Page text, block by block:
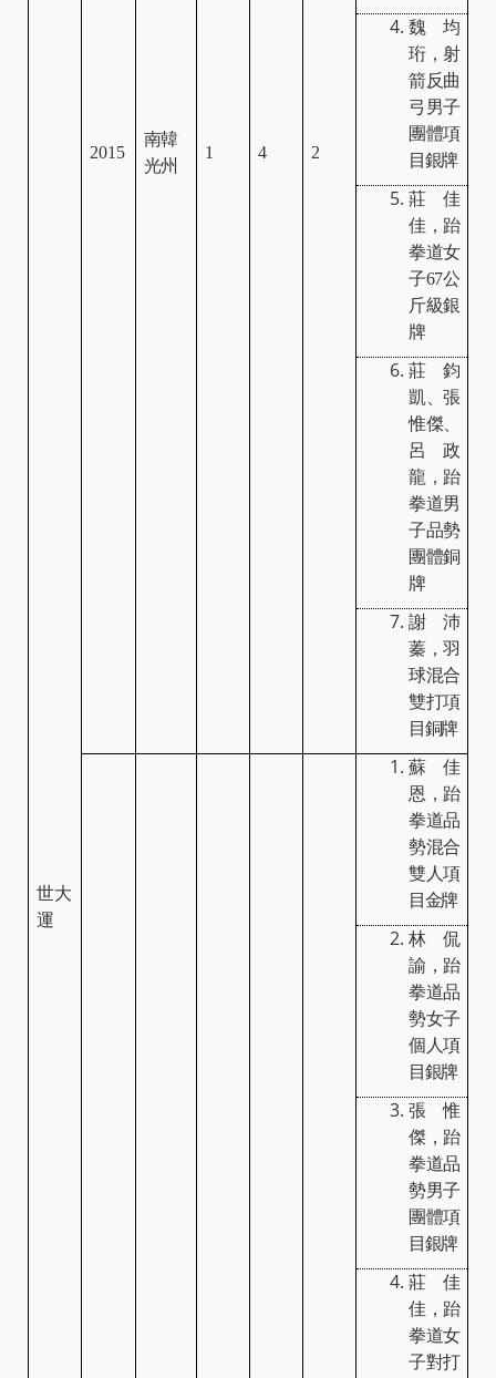
世大
運
2015
南韓
光州
1 4 2
魏均
珩，射
箭反曲
弓男子
團體項
目銀牌
莊佳
佳，跆
拳道女
子67公
斤級銀
牌
莊鈞
凱、張
惟傑、
呂政
龍，跆
拳道男
子品勢
團體銅
牌
謝沛
蓁，羽
球混合
雙打項
目銅牌
蘇佳
恩，跆
拳道品
勢混合
雙人項
目金牌
林侃
諭，跆
拳道品
勢女子
個人項
目銀牌
張惟
傑，跆
拳道品
勢男子
團體項
目銀牌
莊佳
佳，跆
拳道女
子對打